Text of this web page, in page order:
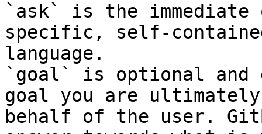
`ask` is the
specific, self-
language.
`goal` is optional and
goal you are
behalf of the user.